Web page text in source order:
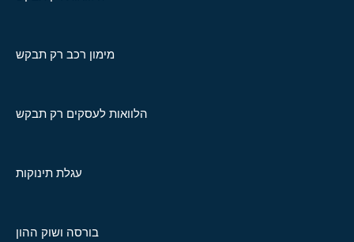
מימון רכב רק תבקש
הלוואות לעסקים רק תבקש
עגלת תינוקות
בורסה ושוק ההון